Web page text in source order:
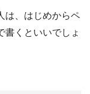
は、はじめからペ
書くといいでしょ